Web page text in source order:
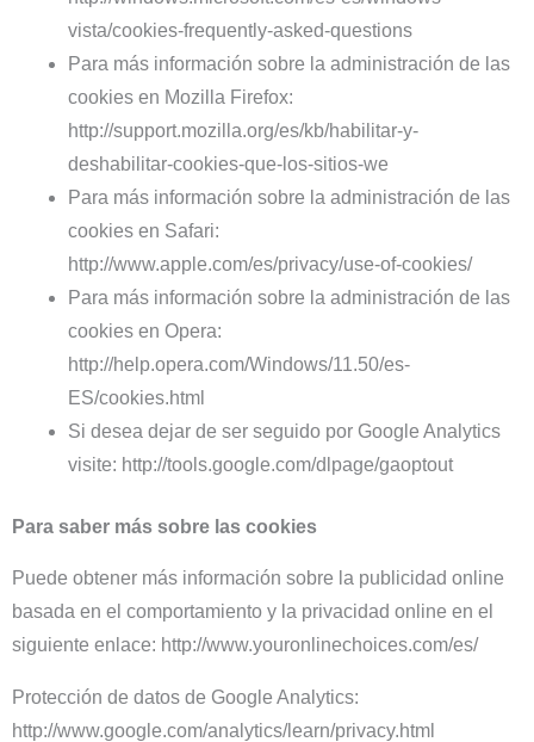
vista/cookies-frequently-asked-questions
Para más información sobre la administración de las
cookies en Mozilla Firefox:
http://support.mozilla.org/es/kb/habilitar-y-
deshabilitar-cookies-que-los-sitios-we
Para más información sobre la administración de las
cookies en Safari:
http://www.apple.com/es/privacy/use-of-cookies/
Para más información sobre la administración de las
cookies en Opera:
http://help.opera.com/Windows/11.50/es-
ES/cookies.html
Si desea dejar de ser seguido por Google Analytics
visite: http://tools.google.com/dlpage/gaoptout
Para saber más sobre las cookies
Puede obtener más información sobre la publicidad online
basada en el comportamiento y la privacidad online en el
siguiente enlace: http://www.youronlinechoices.com/es/
Protección de datos de Google Analytics:
http://www.google.com/analytics/learn/privacy.html